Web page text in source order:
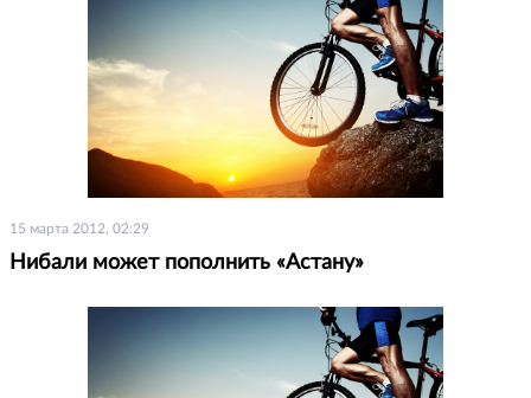
15 марта 2012, 02:29
Нибали может пополнить «Астану»